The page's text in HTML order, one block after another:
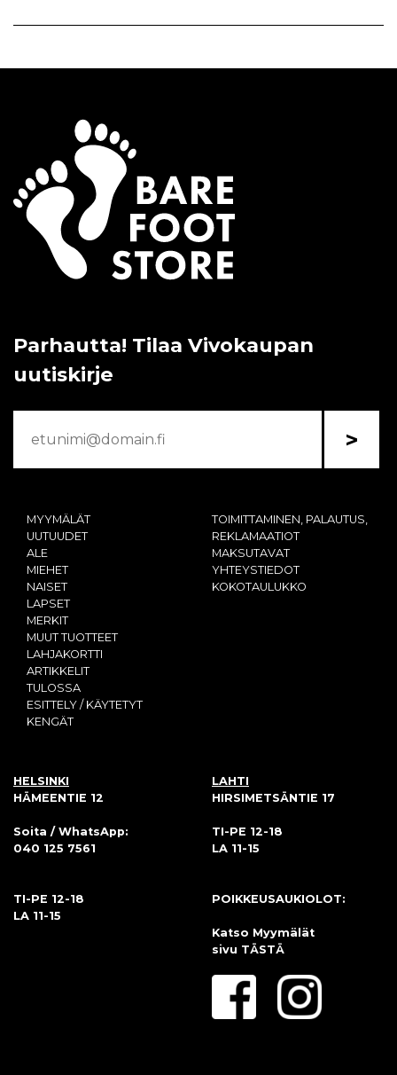
Parhautta! Tilaa Vivokaupan
uutiskirje
>
MYYMÄLÄT
UUTUUDET
ALE
MIEHET
NAISET
LAPSET
MERKIT
MUUT TUOTTEET
LAHJAKORTTI
ARTIKKELIT
TULOSSA
ESITTELY / KÄYTETYT
KENGÄT
TOIMITTAMINEN, PALAUTUS,
REKLAMAATIOT
MAKSUTAVAT
YHTEYSTIEDOT
KOKOTAULUKKO
HELSINKI
HÄMEENTIE 12
Soita / WhatsApp:
040 125 7561
TI-PE 12-18
LA 11-15
LAHTI
HIRSIMETSÄNTIE 17
TI-PE 12-18
LA 11-15
POIKKEUSAUKIOLOT:
Katso Myymälät
sivu TÄSTÄ